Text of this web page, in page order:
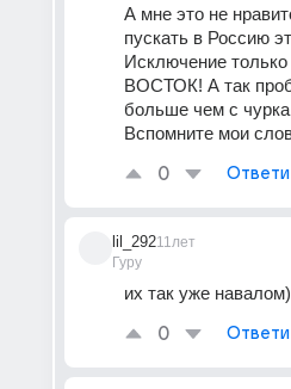
А мне это не
пускать в Россию
Исключение
ВОСТОК! А так
больше чем с
Вспомните мои
0
lil_292
Гуру
11лет
их так уже
0